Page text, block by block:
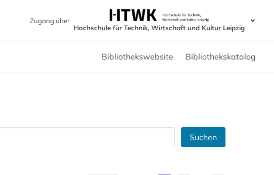
Zugang über
Hochschule für Technik, Wirtschaft und Kultur Leipzig
Bibliothekswebsite Bibliothekskatalog
Suchen